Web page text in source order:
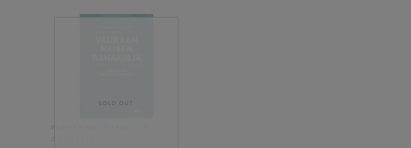
VAURAAN NAISEN RAHAKIRJA
49.90 EUR
SOLD OUT